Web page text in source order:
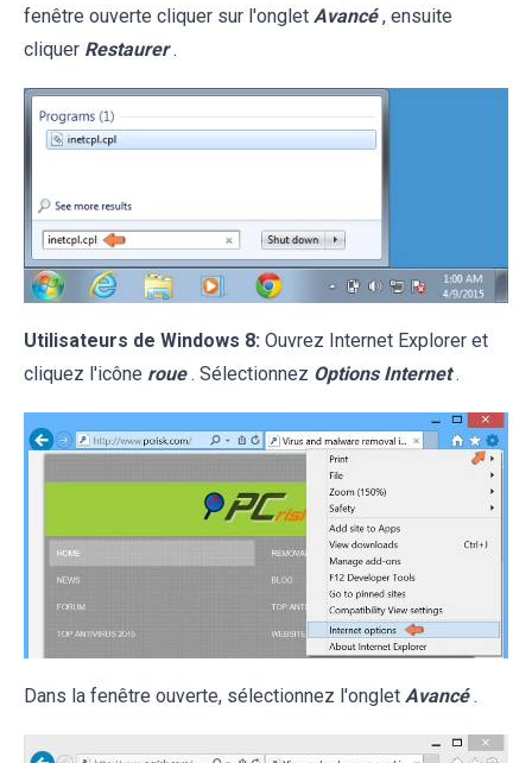
fenêtre ouverte cliquer sur l'onglet Avancé , ensuite
cliquer Restaurer .
Utilisateurs de Windows 8: Ouvrez Internet Explorer et
cliquez l'icône roue . Sélectionnez Options Internet .
Dans la fenêtre ouverte, sélectionnez l'onglet Avancé .